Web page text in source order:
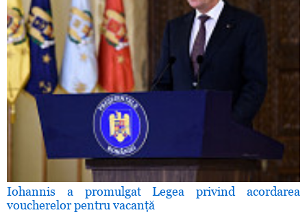
Iohannis a promulgat Legea privind acordarea
voucherelor pentru vacanţă